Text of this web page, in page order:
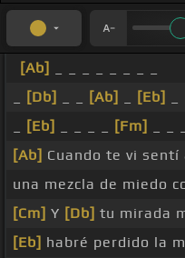
[Ab]
[Db] [Ab] [Eb]
[Eb] [Fm]
[Ab] Cuando te vi
una mezcla de miedo
[Cm] Y [Db] tu mirada
[Eb] habré perdido la